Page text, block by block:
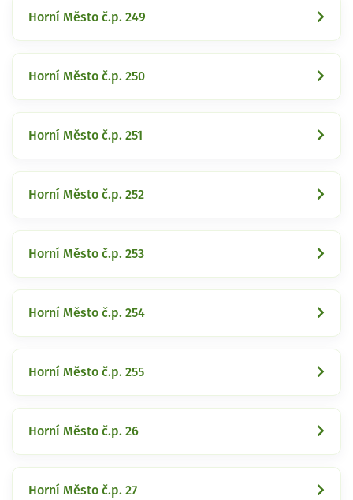
Horní Město č.p. 249
Horní Město č.p. 250
Horní Město č.p. 251
Horní Město č.p. 252
Horní Město č.p. 253
Horní Město č.p. 254
Horní Město č.p. 255
Horní Město č.p. 26
Horní Město č.p. 27